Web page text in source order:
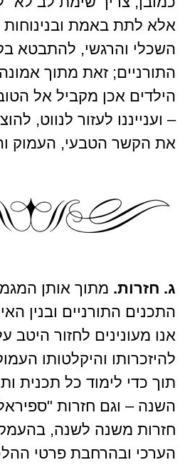
אלא לתת באמת
השכלי והרגשי, להתבטא
התורניים; זאת מתוך
הילדים אכן מקביל אל
– וענייננו לעזור לנווט,
את הקשר הטבעי, העמוק
ג. חזרות. מתוך אותן
התכנים התורניים ובנין
אנו מעונינים לחזור היטב
להיזכרותו והיקלטותו
תוך כדי לימוד כל תכנית
השנה – וגם חזרות
חזרות משנה לשנה,
הערכי ובהרחבת פרטי